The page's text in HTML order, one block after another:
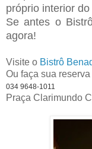
próprio interior
Se antes o
agora!
Visite o Bistrô
Ou faça sua
034 9648-1011
Praça Clarimundo